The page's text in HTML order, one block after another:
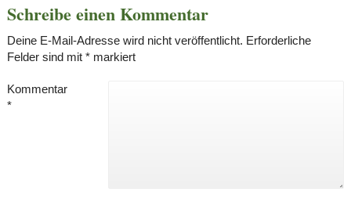
Schreibe einen Kommentar
Deine E-Mail-Adresse wird nicht veröffentlicht. Erforderliche
Felder sind mit *markiert
Kommentar
*